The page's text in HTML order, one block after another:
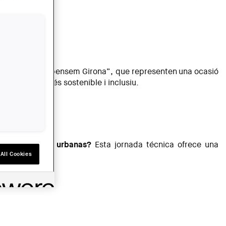
urbana “Repensem Girona”, que representen una ocasió
a un futur més sostenible i inclusiu.
a redes urbanas? Esta jornada técnica ofrece una
Cookies